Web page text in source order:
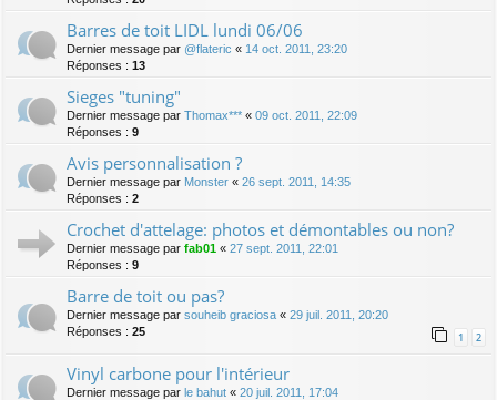
Barres de toit LIDL lundi 06/06
Dernier message par @flateric « 14 oct. 2011, 23:20
Réponses : 13
Sieges "tuning"
Dernier message par Thomax*** « 09 oct. 2011, 22:09
Réponses : 9
Avis personnalisation ?
Dernier message par Monster « 26 sept. 2011, 14:35
Réponses : 2
Crochet d'attelage: photos et démontables ou non?
Dernier message par fab01 « 27 sept. 2011, 22:01
Réponses : 9
Barre de toit ou pas?
Dernier message par souheib graciosa « 29 juil. 2011, 20:20
Réponses : 25 1 2
Vinyl carbone pour l'intérieur
Dernier message par le bahut « 20 juil. 2011, 17:04